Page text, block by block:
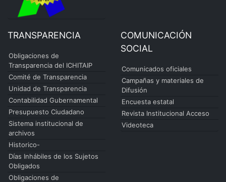
TRANSPARENCIA
Obligaciones de
Transparencia del ICHITAIP
Comité de Transparencia
Unidad de Transparencia
Contabilidad Gubernamental
Presupuesto Ciudadano
Sistema institucional de
archivos
Historico-
Días Inhábiles de los Sujetos
Obligados
Obligaciones de
COMUNICACIÓN
SOCIAL
Comunicados oficiales
Campañas y materiales de
Difusión
Encuesta estatal
Revista Institucional Acceso
Videoteca